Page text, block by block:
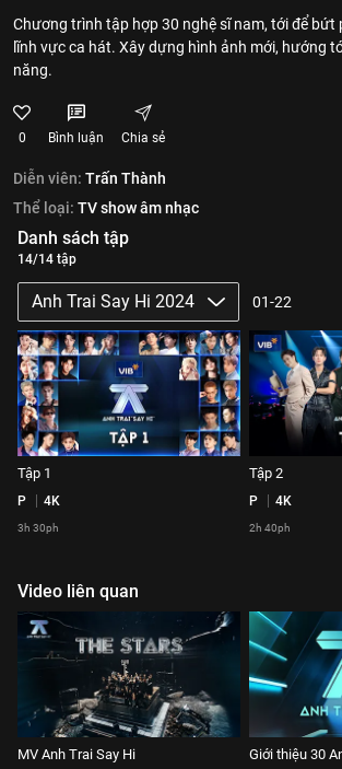
Chương trình tập hợp 30 nghệ sĩ nam, tới để bứt
lĩnh vực ca hát. Xây dựng hình ảnh mới, hướng
năng.
0 Bình luận Chia sẻ
Diễn viên: Trấn Thành
Thể loại: TV show âm nhạc
Danh sách tập
14/14 tập
Anh Trai Say Hi 2024 01-22
Tập 1
P 4K
3h 30ph
Tập 2
P 4K
2h 40ph
Video liên quan
MV Anh Trai Say Hi Giới thiệu 30